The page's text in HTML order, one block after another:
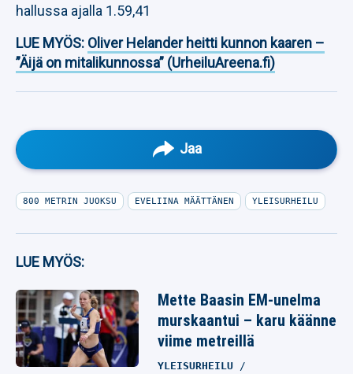
hallussa ajalla 1.59,41
LUE MYÖS: Oliver Helander heitti kunnon kaaren –
”Äijä on mitalikunnossa” (UrheiluAreena.fi)
Jaa
800 METRIN JUOKSU EVELIINA MÄÄTTÄNEN YLEISURHEILU
LUE MYÖS:
Mette Baasin EM-unelma
murskaantui – karu käänne
viime metreillä
YLEISURHEILU